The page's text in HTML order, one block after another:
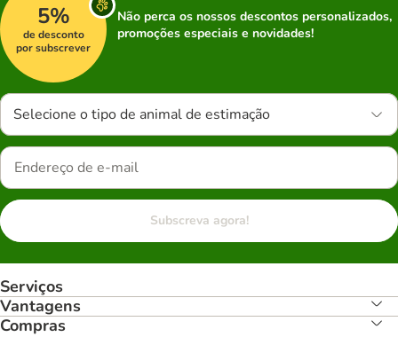
5%
de desconto
por subscrever
Não perca os nossos descontos personalizados,
promoções especiais e novidades!
Selecione o tipo de animal de estimação
Subscreva agora!
Serviços
Vantagens
Compras